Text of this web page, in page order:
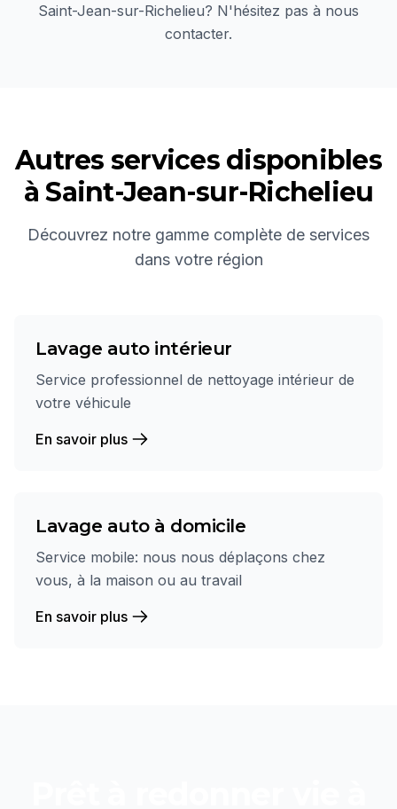
Saint-Jean-sur-Richelieu? N'hésitez pas à nous
contacter.
Autres services disponibles
àSaint-Jean-sur-Richelieu
Découvrez notre gamme complète de services
dans votre région
Lavage auto intérieur
Service professionnel de nettoyage intérieur de
votre véhicule
En savoir plus
Lavage auto à domicile
Service mobile: nous nous déplaçons chez
vous, à la maison ou au travail
En savoir plus